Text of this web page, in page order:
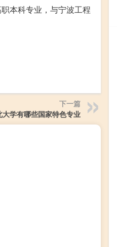
本科专业，与宁波工程
下一篇
大学有哪些国家特色专业